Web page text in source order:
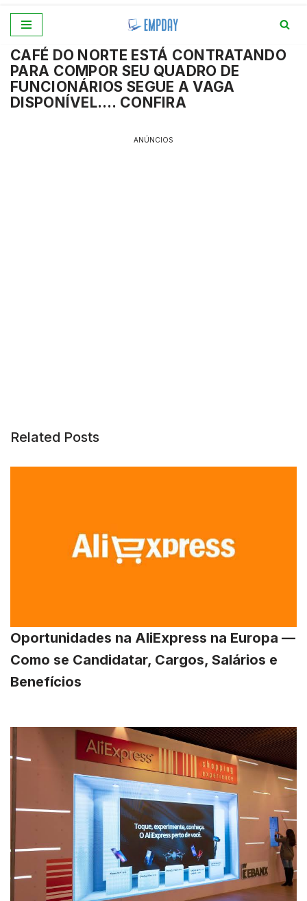
para
o
conteúdo
CAFÉ DO NORTE ESTÁ CONTRATANDO
PARA COMPOR SEU QUADRO DE
FUNCIONÁRIOS SEGUE A VAGA
DISPONÍVEL…. CONFIRA
ANÚNCIOS
Related Posts
Oportunidades na AliExpress na Europa —
Como se Candidatar, Cargos, Salários e
Benefícios